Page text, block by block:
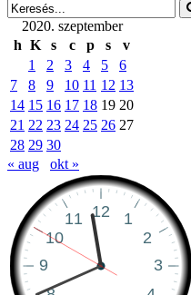
2020. szeptember
h K s c p s
v
1
2 3 4 5
6
7
8 9 10 11 12 13
14 15 16 17 18 19 20
21 22 23 24 25 26 27
28 29 30
« aug
okt »